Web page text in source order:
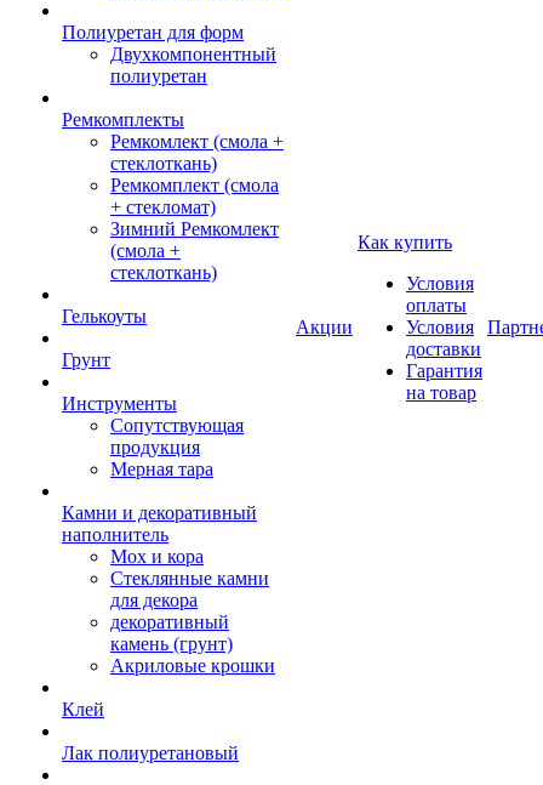
Полиуретан для форм
Двухкомпонентный
полиуретан
Ремкомплекты
Ремкомлект (смола +
стеклоткань)
Ремкомплект (смола
+ стекломат)
Зимний Ремкомлект
(смола +
стеклоткань)
Гелькоуты
Грунт
Инструменты
Сопутствующая
продукция
Мерная тара
Камни и декоративный
наполнитель
Мох и кора
Стеклянные камни
для декора
декоративный
камень (грунт)
Акриловые крошки
Клей
Лак полиуретановый
Акции
Как купить
Условия
оплаты
Условия
доставки
Гарантия
на товар